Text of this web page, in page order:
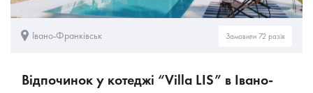
Івано-Франківськ Замовили 72 разів
Відпочинок у котеджі “Villa LIS” в Івано-